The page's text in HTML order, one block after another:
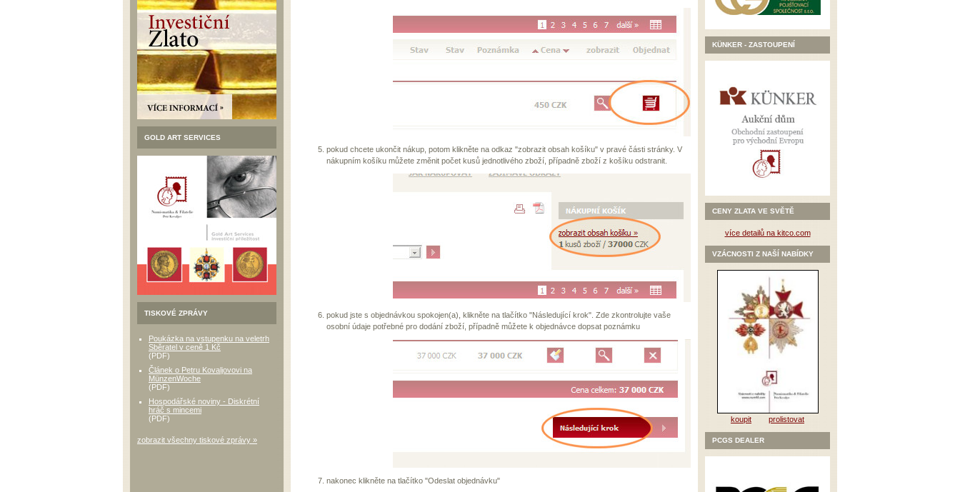
GOLD ART SERVICES
TISKOVÉ ZPRÁVY
Poukázka na vstupenku na veletrh
Sběratel v ceně 1 Kč
(PDF)
Článek o Petru Kovaljovovi na
MünzenWoche
(PDF)
Hospodářské noviny - Diskrétní
hráč s mincemi
(PDF)
zobrazit všechny tiskové zprávy »
pokud chcete ukončit nákup, potom klikněte na odkaz "zobrazit obsah košíku" v pravé části stránky. V
nákupním košíku můžete změnit počet kusů jednotlivého zboží, případně zboží z košíku odstranit.
pokud jste s objednávkou spokojen(a), klikněte na tlačítko "Následující krok". Zde zkontrolujte vaše
osobní údaje potřebné pro dodání zboží, případně můžete k objednávce dopsat poznámku
nakonec klikněte na tlačítko "Odeslat objednávku"
KÜNKER - ZASTOUPENÍ
CENY ZLATA VE SVĚTĚ
více detailů na kitco.com
VZÁCNOSTI Z NAŠÍ NABÍDKY
koupit prolistovat
PCGS DEALER